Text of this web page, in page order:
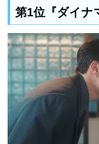
第1位『ダイナ